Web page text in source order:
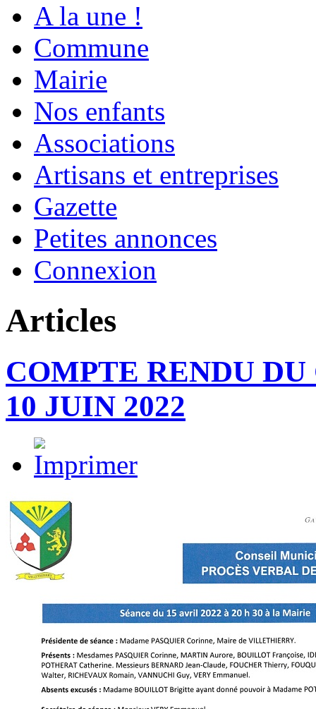
A la une !
Commune
Mairie
Nos enfants
Associations
Artisans et entreprises
Gazette
Petites annonces
Connexion
Articles
COMPTE RENDU
10 JUIN 2022